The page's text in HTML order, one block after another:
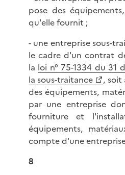
pose des
qu'elle fournit ;
- une entreprise sous-
le cadre d'un contrat
la loi n° 75-1334 du 31
la sous-traitance
, soit
des équipements,
par une entreprise
fourniture et
équipements,
compte d'une
8